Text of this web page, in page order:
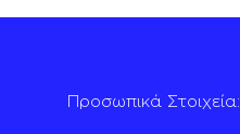
Προσωπικά Στοιχεία: